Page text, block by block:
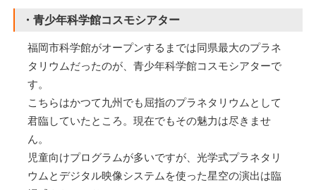
・青少年科学館コスモシアター
福岡市科学館がオープンするまでは同県最大のプラネ
タリウムだったのが、青少年科学館コスモシアターで
す。
こちらはかつて九州でも屈指のプラネタリウムとして
君臨していたところ。現在でもその魅力は尽きませ
ん。
児童向けプログラムが多いですが、光学式プラネタリ
ウムとデジタル映像システムを使った星空の演出は臨